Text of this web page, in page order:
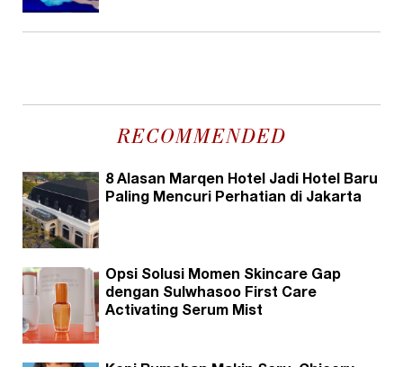
RECOMMENDED
8 Alasan Marqen Hotel Jadi Hotel Baru
Paling Mencuri Perhatian di Jakarta
Opsi Solusi Momen Skincare Gap
dengan Sulwhasoo First Care
Activating Serum Mist